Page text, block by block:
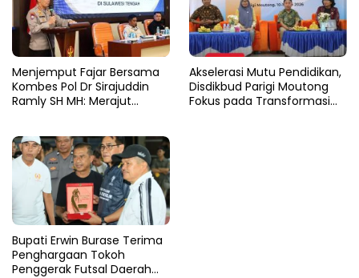
​Menjemput Fajar Bersama
Kombes Pol Dr Sirajuddin
Ramly SH MH: Merajut
Akselerasi Mutu Pendidikan,
Disdikbud Parigi Moutong
Fokus pada Transformasi
Bupati Erwin Burase Terima
Penghargaan Tokoh
Penggerak Futsal Daerah